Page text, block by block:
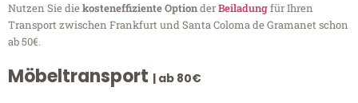
Nutzen Sie diekosteneffiziente OptionderBeiladungfür Ihren
Transport zwischen Frankfurt und Santa Coloma de Gramanet schon
ab 50€.
Möbeltransport | ab 80€